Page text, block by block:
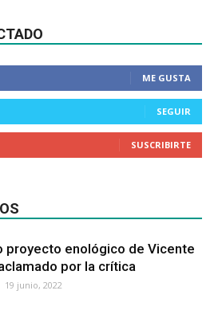
ME GUSTA
SEGUIR
SUSCRIBIRTE
proyecto enológico de Vicente
por la crítica
19 junio, 2022